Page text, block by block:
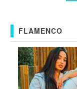
FLAMENCO